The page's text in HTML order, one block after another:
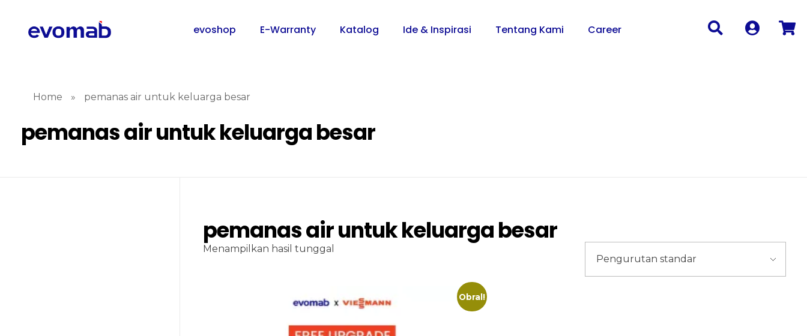
evoshop E-Warranty Katalog Ide & Inspirasi Tentang Kami Career
Home » pemanas air untuk keluarga besar
pemanas air untuk keluarga besar
pemanas air untuk keluarga besar
Menampilkan hasil tunggal
Obral!